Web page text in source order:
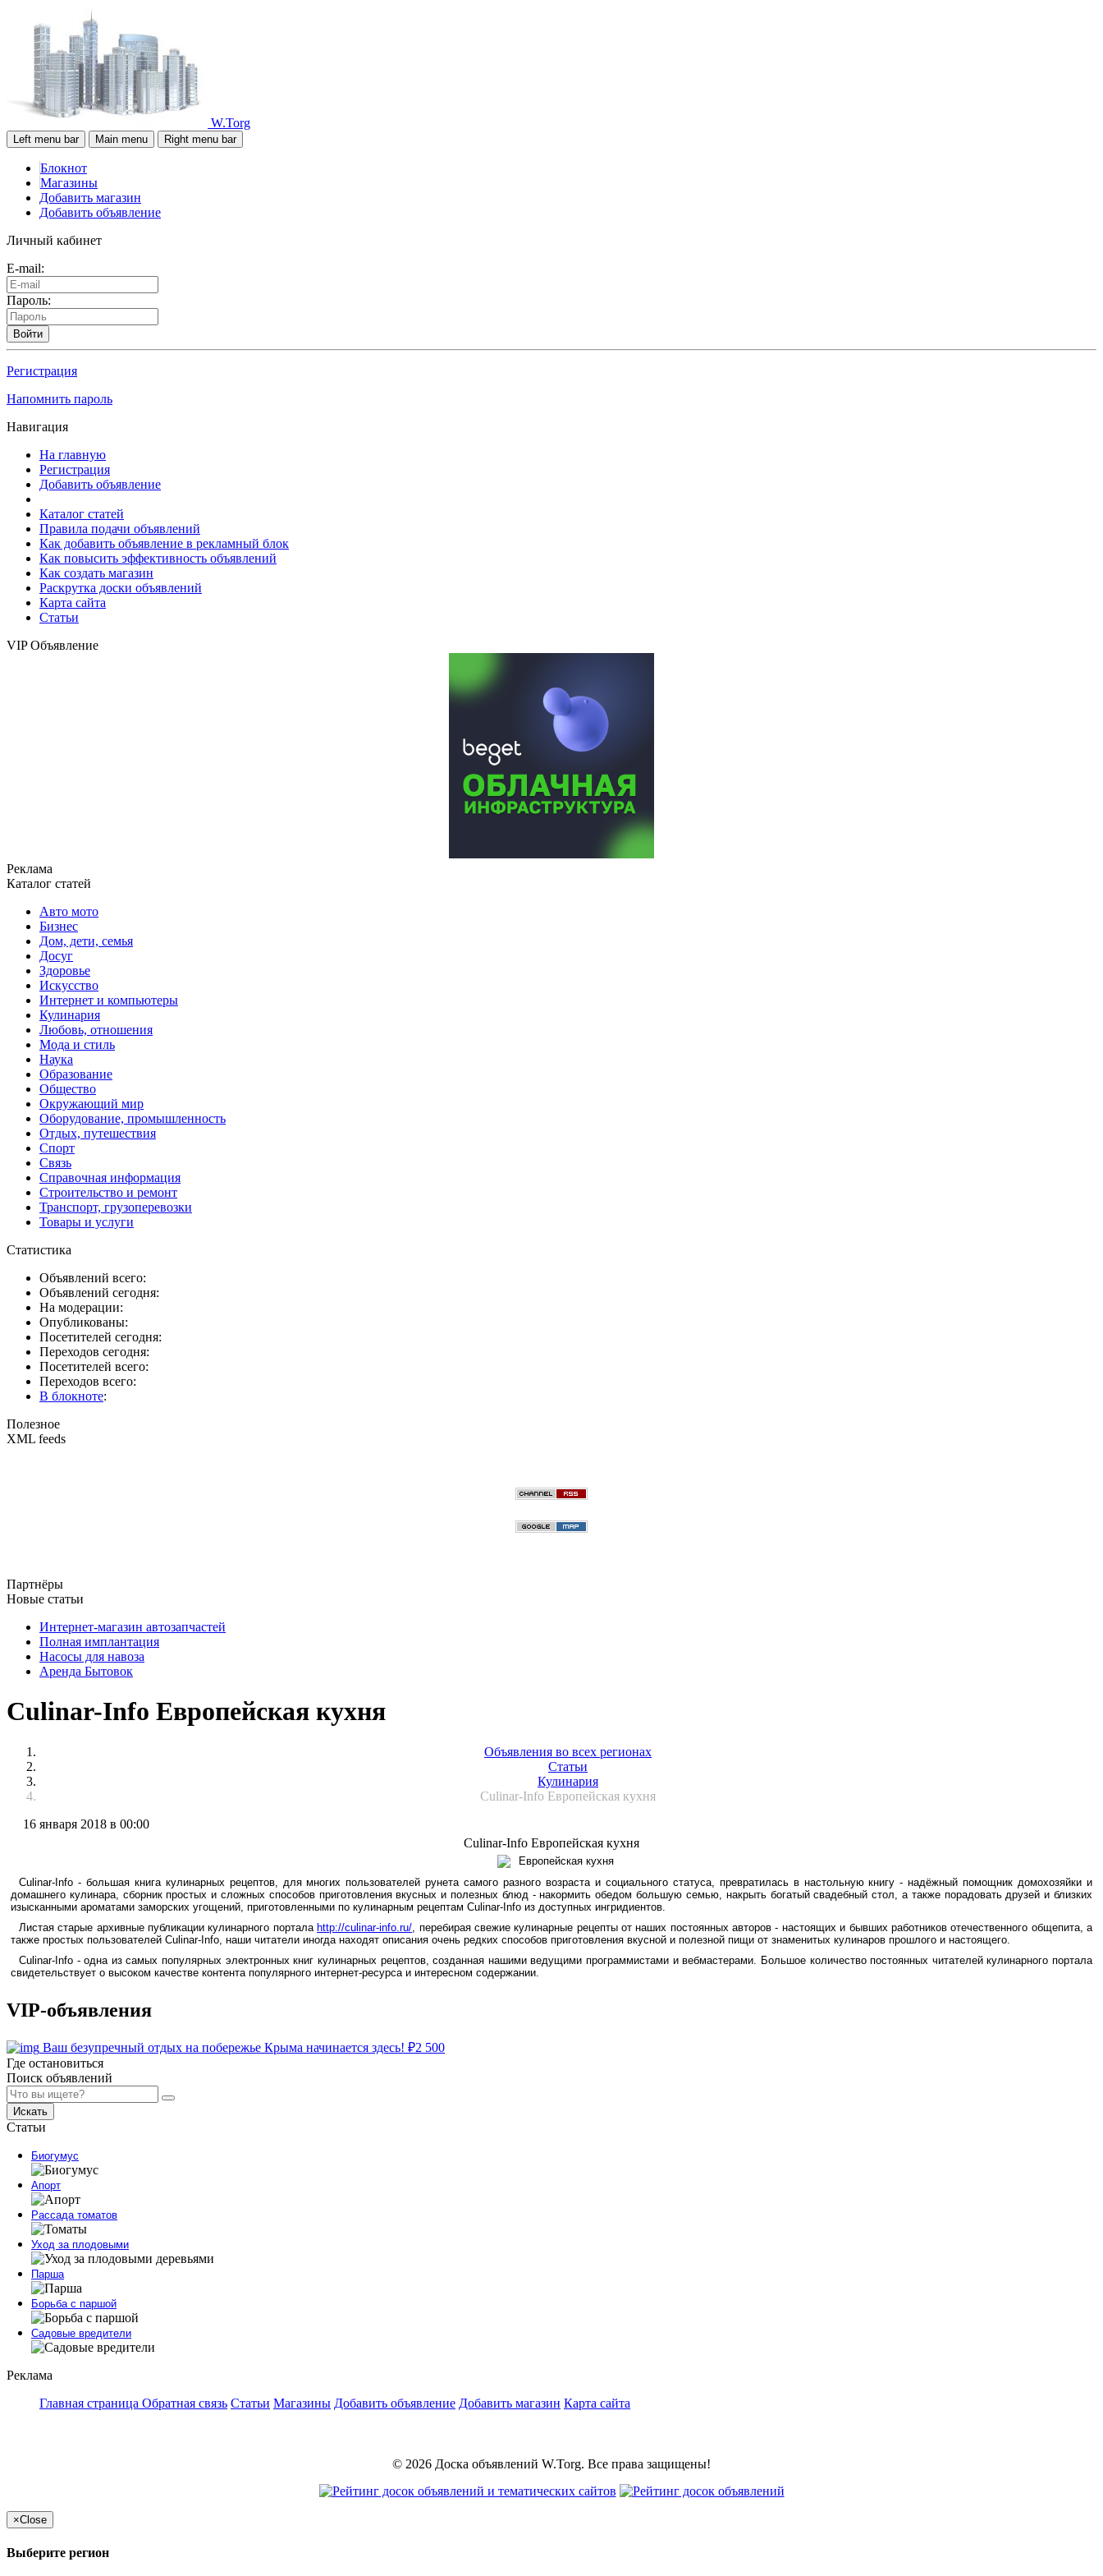
W.Torg
Left menu bar Main menu Right menu bar
Блокнот
Магазины
Добавить магазин
Добавить объявление
Личный кабинет
E-mail:
Пароль:
Войти
Регистрация
Напомнить пароль
Навигация
На главную
Регистрация
Добавить объявление
Каталог статей
Правила подачи объявлений
Как добавить объявление в рекламный блок
Как повысить эффективность объявлений
Как создать магазин
Раскрутка доски объявлений
Карта сайта
Статьи
VIP Объявление
Реклама
Каталог статей
Авто мото
Бизнес
Дом, дети, семья
Досуг
Здоровье
Искусство
Интернет и компьютеры
Кулинария
Любовь, отношения
Мода и стиль
Наука
Образование
Общество
Окружающий мир
Оборудование, промышленность
Отдых, путешествия
Спорт
Связь
Справочная информация
Строительство и ремонт
Транспорт, грузоперевозки
Товары и услуги
Статистика
Объявлений всего:
Объявлений сегодня:
На модерации:
Опубликованы:
Посетителей сегодня:
Переходов сегодня:
Посетителей всего:
Переходов всего:
В блокноте:
Полезное
XML feeds
Партнёры
Новые статьи
Интернет-магазин автозапчастей
Полная имплантация
Насосы для навоза
Аренда Бытовок
Culinar-Info Европейская кухня
Объявления во всех регионах
Статьи
Кулинария
Culinar-Info Европейская кухня
16 января 2018 в 00:00
Culinar-Info Европейская кухня
Culinar-Info - большая книга кулинарных рецептов, для многих пользователей рунета самого разного возраста и социального статуса, превратилась в настольную книгу - надёжный помощник домохозяйки и
домашнего кулинара, сборник простых и сложных способов приготовления вкусных и полезных блюд - накормить обедом большую семью, накрыть богатый свадебный стол, а также порадовать друзей и близких
изысканными ароматами заморских угощений, приготовленными по кулинарным рецептам Culinar-Info из доступных ингридиентов.
Листая старые архивные публикации кулинарного портала http://culinar-info.ru/ , перебирая свежие кулинарные рецепты от наших постоянных авторов - настоящих и бывших работников отечественного общепита, а
также простых пользователей Culinar-Info, наши читатели иногда находят описания очень редких способов приготовления вкусной и полезной пищи от знаменитых кулинаров прошлого и настоящего.
Culinar-Info - одна из самых популярных электронных книг кулинарных рецептов, созданная нашими ведущими программистами и вебмастерами. Большое количество постоянных читателей кулинарного портала
свидетельствует о высоком качестве контента популярного интернет-ресурса и интересном содержании.
VIP-объявления
Ваш безупречный отдых на побережье Крыма начинается здесь! ₽2 500
Где остановиться
Поиск объявлений
Искать
Статьи
Биогумус
Апорт
Рассада томатов
Уход за плодовыми
Парша
Борьба с паршой
Садовые вредители
Реклама
Главная страница Обратная связь Статьи Магазины Добавить объявление Добавить магазин Карта сайта
© 2026 Доска объявлений W.Torg. Все права защищены!
×Close
Выберите регион